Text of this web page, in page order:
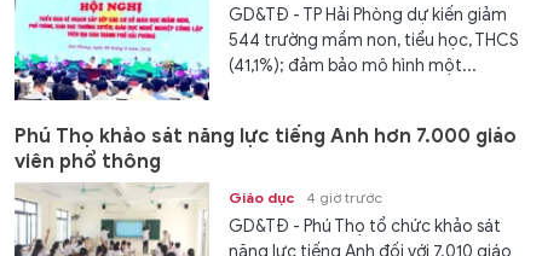
GD&TĐ - TP Hải Phòng dự kiến giảm
544 trường mầm non, tiểu học, THCS
(41,1%); đảm bảo mô hình một...
Phú Thọ khảo sát năng lực tiếng Anh hơn 7.000 giáo
viên phổ thông
Giáo dục 4 giờ trước
GD&TĐ - Phú Thọ tổ chức khảo sát